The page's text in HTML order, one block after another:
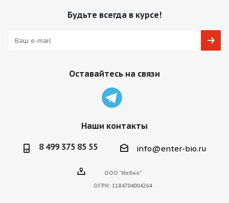
Будьте всегда в курсе!
Оставайтесь на связи
Наши контакты
8 499 375 85 55 info@enter-bio.ru
ООО "Инбио"
ОГРН: 1184704004264